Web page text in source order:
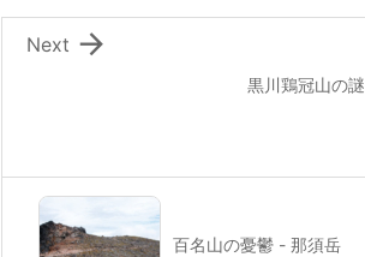
黒川鶏冠山の謎

Next
百名山の憂鬱 - 那須岳